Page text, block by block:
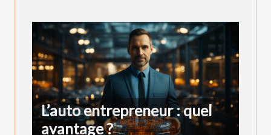
L’auto entrepreneur : quel
avantage ?